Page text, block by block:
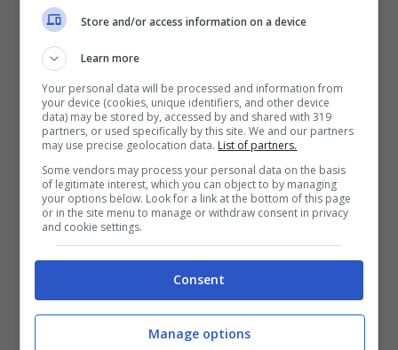
Le funzioni di Apple Vision Pro saranno molto utili anche in
ambienti lavorativi – Screenshot YouTube Apple –
mrinformatico.it
L’interfaccia utente di Keynote su Vision Pro si
presenta intuitiva e ben progettata. La barra
laterale offre un accesso rapido alle diapositive,
mentre la barra degli strumenti in basso facilita
la personalizzazione delle presentazioni. Inoltre,
la funzionalità di mirroring su AirPlay
Store and/or access information on a device
Learn more
Your personal data will be processed and information from
your device (cookies, unique identifiers, and other device
data) may be stored by, accessed by and shared with 319
partners, or used specifically by this site. We and our partners
may use precise geolocation data. List of partners.
Some vendors may process your personal data on the basis
of legitimate interest, which you can object to by managing
your options below. Look for a link at the bottom of this page
or in the site menu to manage or withdraw consent in privacy
and cookie settings.
Consent
Manage options